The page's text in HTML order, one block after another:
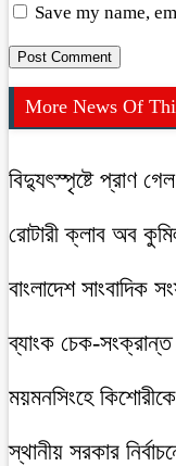
Save my name,
More News Of
বিদ্যুৎস্পৃষ্টে প্রাণ
রোটারী ক্লাব অব
বাংলাদেশ সাংবাদিক
ব্যাংক চেক-সংক্রান্ত
ময়মনসিংহে
স্থানীয় সরকার